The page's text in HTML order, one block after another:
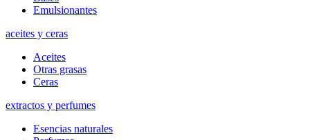
Emulsionantes
aceites y ceras
Aceites
Otras grasas
Ceras
extractos y perfumes
Esencias naturales